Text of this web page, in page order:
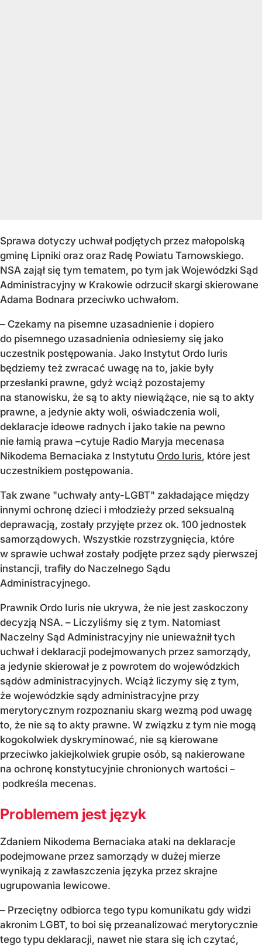
Sprawa dotyczy uchwał podjętych przez małopolską
gminę Lipniki oraz oraz Radę Powiatu Tarnowskiego.
NSA zajął się tym tematem, po tym jak Wojewódzki Sąd
Administracyjny w Krakowie odrzucił skargi skierowane
Adama Bodnara przeciwko uchwałom.
– Czekamy na pisemne uzasadnienie i dopiero
do pisemnego uzasadnienia odniesiemy się jako
uczestnik postępowania. Jako Instytut Ordo Iuris
będziemy też zwracać uwagę na to, jakie były
przesłanki prawne, gdyż wciąż pozostajemy
na stanowisku, że są to akty niewiążące, nie są to akty
prawne, a jedynie akty woli, oświadczenia woli,
deklaracje ideowe radnych i jako takie na pewno
nie łamią prawa –cytuje Radio Maryja mecenasa
Nikodema Bernaciaka z Instytutu Ordo Iuris, które jest
uczestnikiem postępowania.
Tak zwane "uchwały anty-LGBT" zakładające między
innymi ochronę dzieci i młodzieży przed seksualną
deprawacją, zostały przyjęte przez ok. 100 jednostek
samorządowych. Wszystkie rozstrzygnięcia, które
w sprawie uchwał zostały podjęte przez sądy pierwszej
instancji, trafiły do Naczelnego Sądu
Administracyjnego.
Prawnik Ordo Iuris nie ukrywa, że nie jest zaskoczony
decyzją NSA. – Liczyliśmy się z tym. Natomiast
Naczelny Sąd Administracyjny nie unieważnił tych
uchwał i deklaracji podejmowanych przez samorządy,
a jedynie skierował je z powrotem do wojewódzkich
sądów administracyjnych. Wciąż liczymy się z tym,
że wojewódzkie sądy administracyjne przy
merytorycznym rozpoznaniu skarg wezmą pod uwagę
to, że nie są to akty prawne. W związku z tym nie mogą
kogokolwiek dyskryminować, nie są kierowane
przeciwko jakiejkolwiek grupie osób, są nakierowane
na ochronę konstytucyjnie chronionych wartości –
podkreśla mecenas.
Problemem jest język
Zdaniem Nikodema Bernaciaka ataki na deklaracje
podejmowane przez samorządy w dużej mierze
wynikają z zawłaszczenia języka przez skrajne
ugrupowania lewicowe.
– Przeciętny odbiorca tego typu komunikatu gdy widzi
akronim LGBT, to boi się przeanalizować merytorycznie
tego typu deklaracji, nawet nie stara się ich czytać,